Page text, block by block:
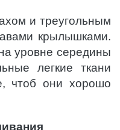
и треугольным
крылышками.
уровне середины
легкие ткани
чтоб они хорошо